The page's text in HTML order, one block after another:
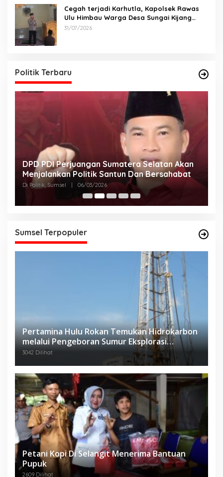
Cegah terjadi Karhutla, Kapolsek Rawas
Ulu Himbau Warga Desa Sungai Kijang
Sesuai Maklumat Kapolda Sumsel
31/07/2026
Politik Terbaru
DPD PDI Perjuangan Sumatera Selatan Akan
Menjalankan Politik Santun Dan Bersahabat
Di Politik, Sumsel 06/03/2026
Sumsel Terpopuler
Pertamina Hulu Rokan Temukan Hidrokarbon
melalui Pengeboran Sumur Eksplorasi
Anggrek Violet (AVO)-001
3042 Dilihat
Petani Kopi Di Selangit Menerima Bantuan
Pupuk
2609 Dilihat